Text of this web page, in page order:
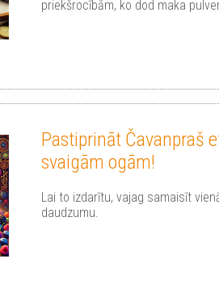
priekšrocībām, ko dod maka
Pastiprināt Čavanpraš
svaigām ogām!
Lai to izdarītu, vajag samaisīt
daudzumu.